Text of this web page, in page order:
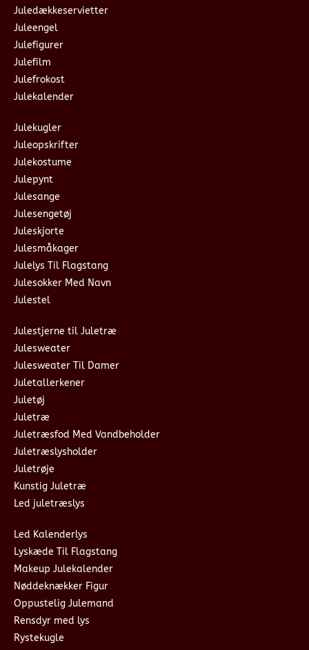
Juledækkeservietter
Juleengel
Julefigurer
Julefilm
Julefrokost
Julekalender
Julekugler
Juleopskrifter
Julekostume
Julepynt
Julesange
Julesengetøj
Juleskjorte
Julesmåkager
Julelys Til Flagstang
Julesokker Med Navn
Julestel
Julestjerne til Juletræ
Julesweater
Julesweater Til Damer
Juletallerkener
Juletøj
Juletræ
Juletræsfod Med Vandbeholder
Juletræslysholder
Juletrøje
Kunstig Juletræ
Led juletræslys
Led Kalenderlys
Lyskæde Til Flagstang
Makeup Julekalender
Nøddeknækker Figur
Oppustelig Julemand
Rensdyr med lys
Rystekugle